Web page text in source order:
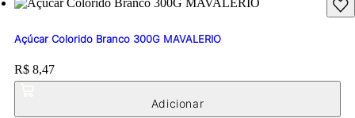
Açúcar Colorido Branco 300G MAVALERIO
Price:
R$ 8,47